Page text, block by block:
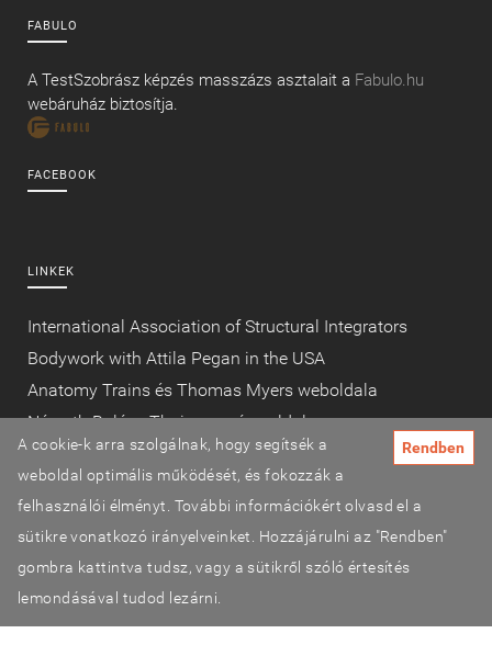
FABULO
A TestSzobrász képzés masszázs asztalait a Fabulo.hu
webáruház biztosítja.
FACEBOOK
LINKEK
International Association of Structural Integrators
Bodywork with Attila Pegan in the USA
Anatomy Trains és Thomas Myers weboldala
Németh Balázs Thaimasszázs oldala
Fascia research congress
FMS és SFMA
Sport for Life (Canada)
©2026 TestSzobrász
Adatvédelmi tájékoztató
Rendben
A cookie-k arra szolgálnak, hogy segítsék a
weboldal optimális működését, és fokozzák a
felhasználói élményt. További információkért olvasd el a
sütikre vonatkozó irányelveinket. Hozzájárulni az "Rendben"
gombra kattintva tudsz, vagy a sütikről szóló értesítés
lemondásával tudod lezárni.